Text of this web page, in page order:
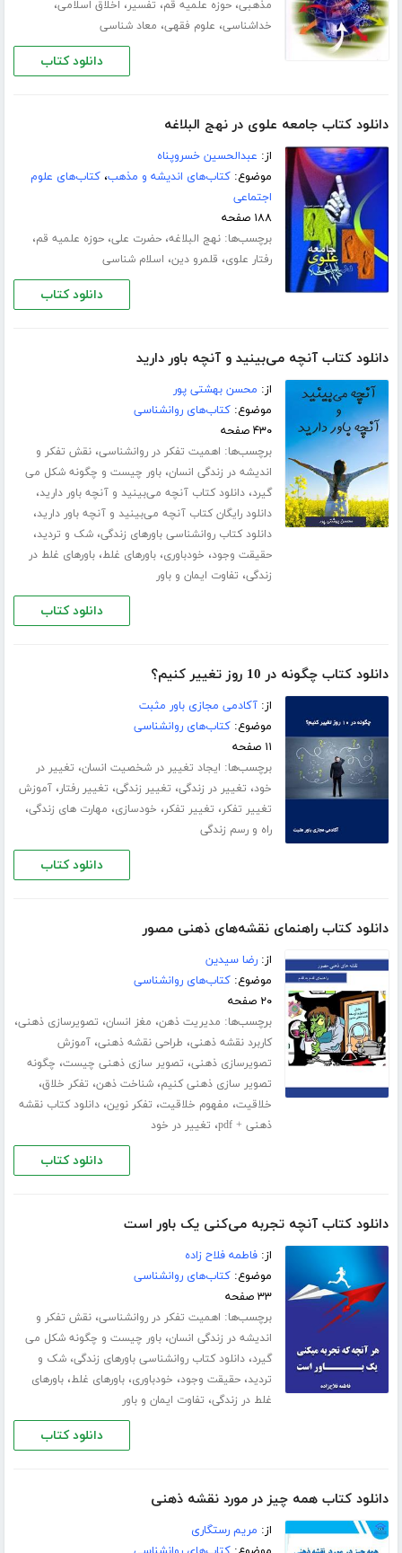
مذهبی،حوزه علمیه قم، تفسیر، اخلاق اسلامی،
خداشناسی، علوم فقهی، معاد شناسی
دانلود کتاب
دانلود کتاب جامعه علوی در نهج البلاغه
از: عبدالحسین خسروپناه
موضوع:کتاب‌های اندیشه و مذهب،کتاب‌های علوم
اجتماعی
۱۸۸ صفحه
برچسب‌ها:نهج البلاغه،حضرت علی،حوزه علمیه قم،
رفتار علوی، قلمرو دین، اسلام شناسی
دانلود کتاب
دانلود کتاب آنچه می‌بینید و آنچه باور دارید
از: محسن بهشتی پور
موضوع:کتاب‌های روانشناسی
۴۳۰ صفحه
برچسب‌ها: اهمیت تفکر در روانشناسی،نقش تفکر و
اندیشه در زندگی انسان،باور چیست و چگونه شکل می
گیرد،دانلود کتاب آنچه می‌بینید و آنچه باور دارید،
دانلود رایگان کتاب آنچه می‌بینید و آنچه باور دارید،
دانلود کتاب روانشناسی باورهای زندگی،شک و تردید،
حقیقت وجود، خودباوری،باورهای غلط،باورهای غلط در
زندگی، تفاوت ایمان و باور
دانلود کتاب
دانلود کتاب چگونه در 10 روز تغییر کنیم؟
از:آکادمی مجازی باور مثبت
موضوع:کتاب‌های روانشناسی
۱۱ صفحه
برچسب‌ها: ایجاد تغییر در شخصیت انسان، تغییر در
خود، تغییر در زندگی، تغییر زندگی، تغییر رفتار،آموزش
تغییر تفکر، تغییر تفکر، خودسازی، مهارت های زندگی،
راه و رسم زندگی
دانلود کتاب
دانلود کتاب راهنمای نقشه‌های ذهنی مصور
از:رضا سیدین
موضوع:کتاب‌های روانشناسی
۲۰ صفحه
برچسب‌ها: مدیریت ذهن، مغز انسان، تصویرسازی ذهنی،
کاربرد نقشه ذهنی، طراحی نقشه ذهنی،آموزش
تصویرسازی ذهنی، تصویر سازی ذهنی چیست، چگونه
تصویر سازی ذهنی کنیم،شناخت ذهن، تفکر خلاق،
خلاقیت، مفهوم خلاقیت، تفکر نوین،دانلود کتاب نقشه
ذهنی + pdf
، تغییر در خود
دانلود کتاب
دانلود کتاب آنچه تجربه می‌کنی یک باور است
از:فاطمه فلاح زاده
موضوع:کتاب‌های روانشناسی
۳۳ صفحه
برچسب‌ها: اهمیت تفکر در روانشناسی،نقش تفکر و
اندیشه در زندگی انسان،باور چیست و چگونه شکل می
گیرد،دانلود کتاب روانشناسی باورهای زندگی،شک و
تردید،حقیقت وجود، خودباوری،باورهای غلط،باورهای
غلط در زندگی، تفاوت ایمان و باور
دانلود کتاب
دانلود کتاب همه چیز در مورد نقشه ذهنی
از: مریم رستگاری